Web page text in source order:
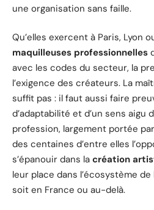
une organisation sans faille.
Qu’elles exercent à Paris, Lyon
maquilleuses professionnelles
avec les codes du secteur, la
l’exigence des créateurs. La
suffit pas : il faut aussi faire
d’adaptabilité et d’un sens aigu
profession, largement portée
des centaines d’entre elles
s’épanouir dans la création
leur place dans l’écosystème de
soit en France ou au-delà.